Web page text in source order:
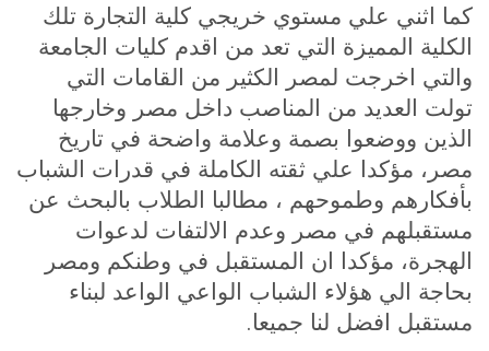
كما اثني علي مستوي خريجي كلية التجارة تلك
الكلية المميزة التي تعد من اقدم كليات الجامعة
والتي اخرجت لمصر الكثير من القامات التي
تولت العديد من المناصب داخل مصر وخارجها
الذين ووضعوا بصمة وعلامة واضحة في تاريخ
مصر، مؤكدا علي ثقته الكاملة في قدرات الشباب
بأفكارهم وطموحهم ، مطالبا الطلاب بالبحث عن
مستقبلهم في مصر وعدم الالتفات لدعوات
الهجرة، مؤكدا ان المستقبل في وطنكم ومصر
بحاجة الي هؤلاء الشباب الواعي الواعد لبناء
مستقبل افضل لنا جميعا.